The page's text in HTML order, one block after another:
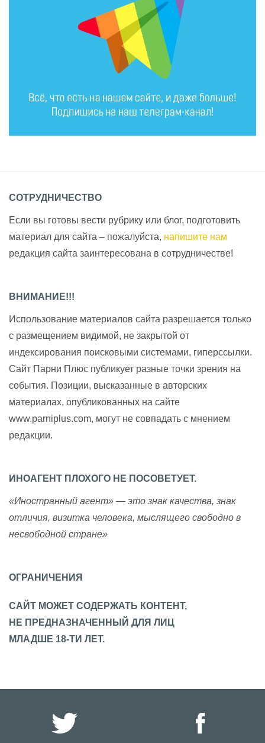
СОТРУДНИЧЕСТВО
Если вы готовы вести рубрику или блог, подготовить
материал для сайта – пожалуйста, напишите нам
редакция сайта заинтересована в сотрудничестве!
ВНИМАНИЕ!!!
Использование материалов сайта разрешается только
с размещением видимой, не закрытой от
индексирования поисковыми системами, гиперссылки.
Сайт Парни Плюс публикует разные точки зрения на
события. Позиции, высказанные в авторских
материалах, опубликованных на сайте
www.parniplus.com, могут не совпадать с мнением
редакции.
ИНОАГЕНТ ПЛОХОГО НЕ ПОСОВЕТУЕТ.
«Иностранный агент» — это знак качества, знак
отличия, визитка человека, мыслящего свободно в
несвободной стране»
ОГРАНИЧЕНИЯ
САЙТ МОЖЕТ СОДЕРЖАТЬ КОНТЕНТ,
НЕ ПРЕДНАЗНАЧЕННЫЙ ДЛЯ ЛИЦ
МЛАДШЕ 18-ТИ ЛЕТ.